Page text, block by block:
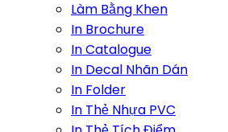
Làm Bằng Khen
In Brochure
In Catalogue
In Decal Nhãn Dán
In Folder
In Thẻ Nhựa PVC